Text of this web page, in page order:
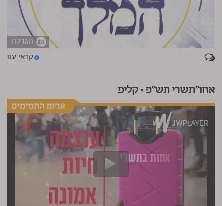
הגדלה
קראי עוד
1
אחו"תשרי תש"פ • קליפ